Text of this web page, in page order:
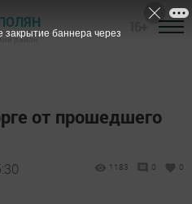
район
от прошедшего
1183 0 0
закрытие баннера через